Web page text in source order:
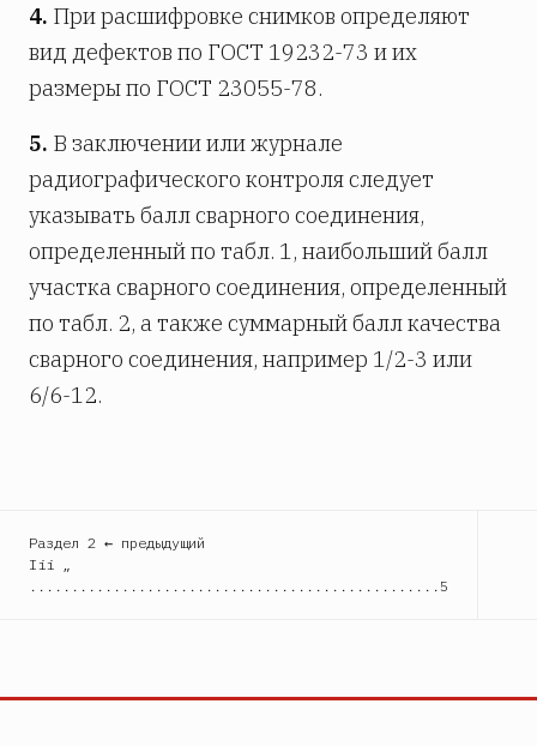
4. При расшифровке снимков определяют
вид дефектов по ГОСТ 19232-73 и их
размеры по ГОСТ 23055-78.
5. В заключении или журнале
радиографического контроля следует
указывать балл сварного соединения,
определенный по табл. 1, наибольший балл
участка сварного соединения, определенный
по табл. 2, а также суммарный балл качества
сварного соединения, например 1/2-3 или
6/6-12.
Раздел 2 ← предыдущий
Iii „
.................................................5